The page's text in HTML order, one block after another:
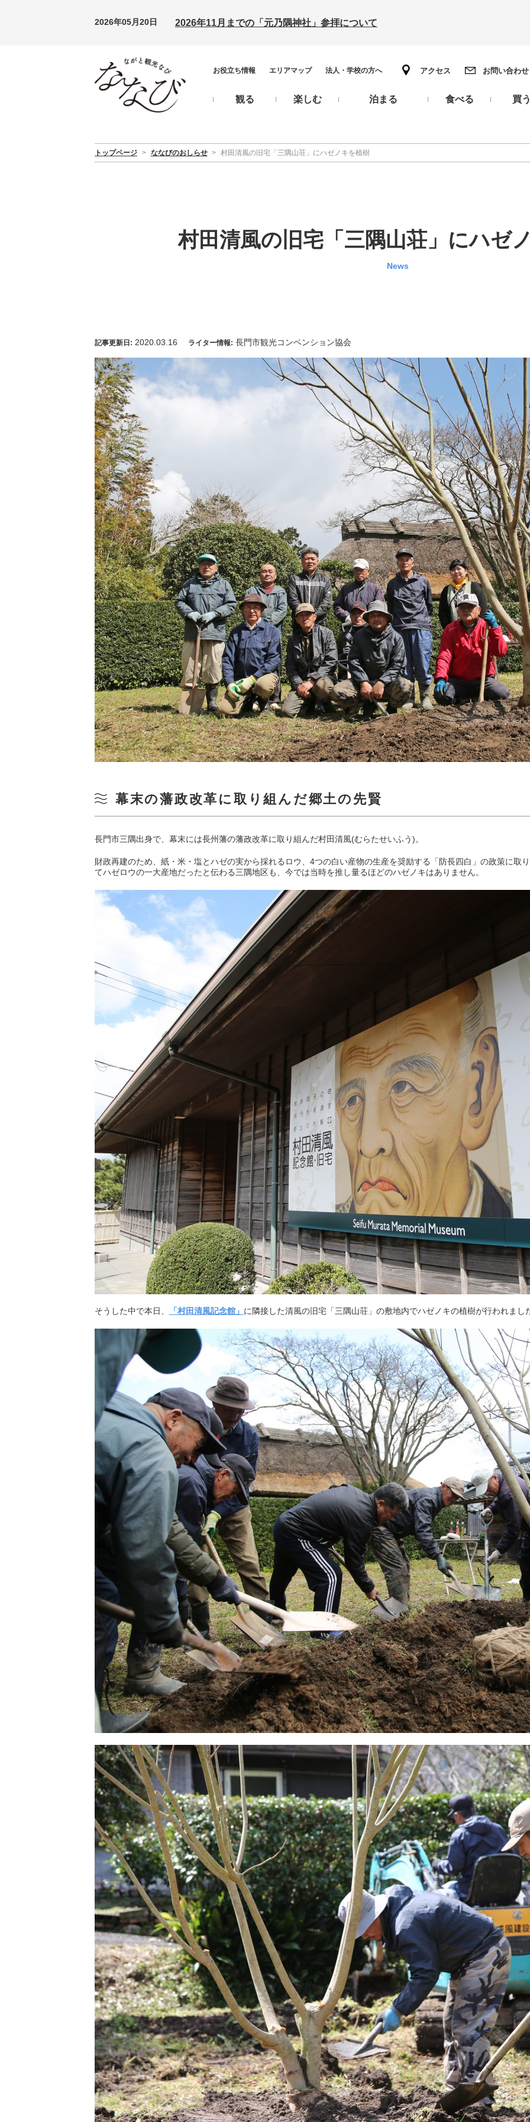
2026年05月20日 2026年11月までの「元乃隅神社」参拝について
お役立ち情報 エリアマップ 法人・学校の方へ アクセス お問い合わせ
観る 楽しむ 泊まる 食べる 買
トップページ > ななびのおしらせ > 村田清風の旧宅「三隅山荘」にハゼノキを植樹
村田清風の旧宅「三隅山荘」にハゼ
News
記事更新日: 2020.03.16 ライター情報: 長門市観光コンベンション協会
幕末の藩政改革に取り組んだ郷土の先賢
長門市三隅出身で、幕末には長州藩の藩政改革に取り組んだ村田清風(むらたせいふう)。
財政再建のため、紙・米・塩とハゼの実から採れるロウ、4つの白い産物の生産を奨励する「防長四白」の政策に取
てハゼロウの一大産地だったと伝わる三隅地区も、今では当時を推し量るほどのハゼノキはありません。
そうした中で本日、 「村田清風記念館」 に隣接した清風の旧宅「三隅山荘」の敷地内でハゼノキの植樹が行われまし